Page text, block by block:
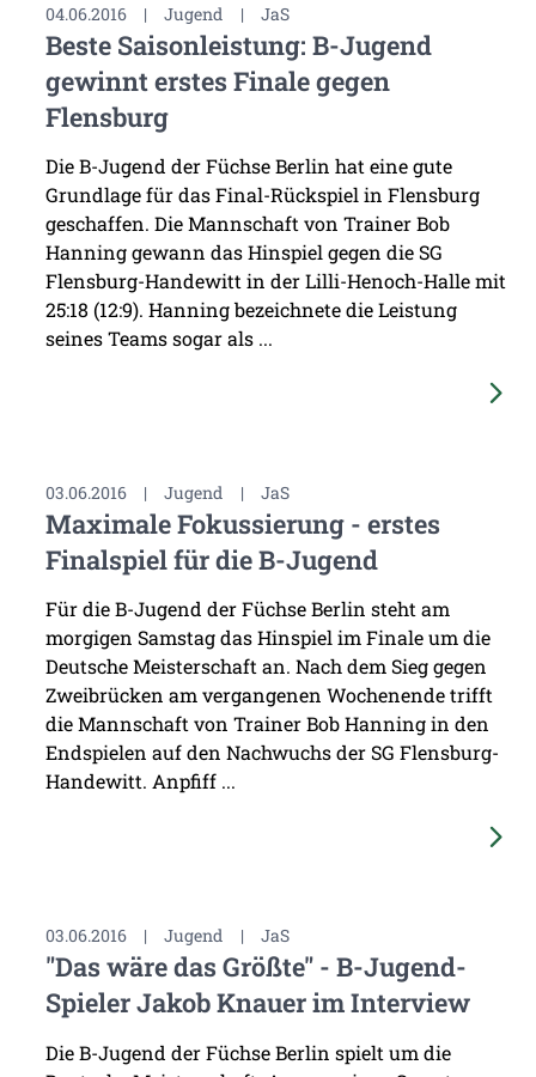
04.06.2016 | Jugend | JaS
Beste Saisonleistung: B-Jugend
gewinnt erstes Finale gegen
Flensburg
Die B-Jugend der Füchse Berlin hat eine gute
Grundlage für das Final-Rückspiel in Flensburg
geschaffen. Die Mannschaft von Trainer Bob
Hanning gewann das Hinspiel gegen die SG
Flensburg-Handewitt in der Lilli-Henoch-Halle mit
25:18 (12:9). Hanning bezeichnete die Leistung
seines Teams sogar als ...
03.06.2016 | Jugend | JaS
Maximale Fokussierung - erstes
Finalspiel für die B-Jugend
Für die B-Jugend der Füchse Berlin steht am
morgigen Samstag das Hinspiel im Finale um die
Deutsche Meisterschaft an. Nach dem Sieg gegen
Zweibrücken am vergangenen Wochenende trifft
die Mannschaft von Trainer Bob Hanning in den
Endspielen auf den Nachwuchs der SG Flensburg-
Handewitt. Anpfiff ...
03.06.2016 | Jugend | JaS
"Das wäre das Größte" - B-Jugend-
Spieler Jakob Knauer im Interview
Die B-Jugend der Füchse Berlin spielt um die